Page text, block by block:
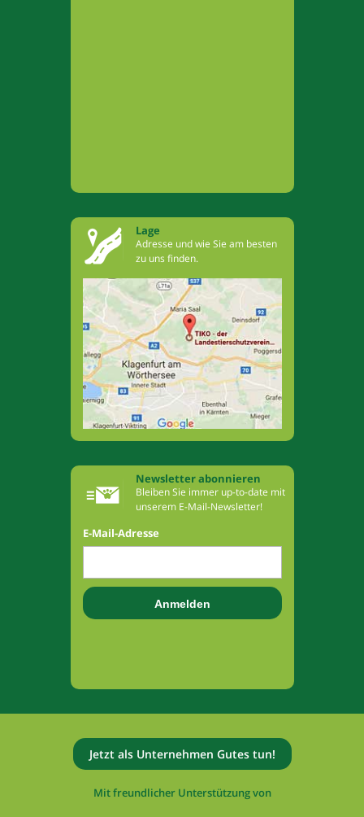
Lage
Adresse und wie Sie am besten
zu uns finden.
Newsletter abonnieren
Bleiben Sie immer up-to-date mit
unserem E-Mail-Newsletter!
E-Mail-Adresse
Jetzt als Unternehmen Gutes tun!
Mit freundlicher Unterstützung von